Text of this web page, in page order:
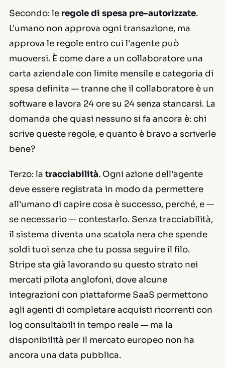
Secondo: le regole di spesa pre-autorizzate.
L'umano non approva ogni transazione, ma
approva le regole entro cui l'agente può
muoversi. È come dare a un collaboratore una
carta aziendale con limite mensile e categoria di
spesa definita — tranne che il collaboratore è un
software e lavora 24 ore su 24 senza stancarsi. La
domanda che quasi nessuno si fa ancora è: chi
scrive queste regole, e quanto è bravo a scriverle
bene?
Terzo: la tracciabilità. Ogni azione dell'agente
deve essere registrata in modo da permettere
all'umano di capire cosa è successo, perché, e —
se necessario — contestarlo. Senza tracciabilità,
il sistema diventa una scatola nera che spende
soldi tuoi senza che tu possa seguire il filo.
Stripe sta già lavorando su questo strato nei
mercati pilota anglofoni, dove alcune
integrazioni con piattaforme SaaS permettono
agli agenti di completare acquisti ricorrenti con
log consultabili in tempo reale — ma la
disponibilità per il mercato europeo non ha
ancora una data pubblica.